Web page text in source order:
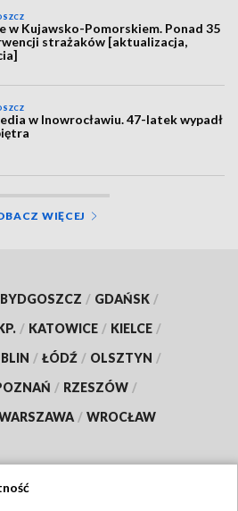
w Kujawsko-Pomorskiem. Ponad 35
strażaków [aktualizacja,
w Inowrocławiu. 47-latek wypadł
WIĘCEJ
BYDGOSZCZ / GDAŃSK /
/ KATOWICE / KIELCE /
/ ŁÓDŹ / OLSZTYN /
/ RZESZÓW /
/ WROCŁAW